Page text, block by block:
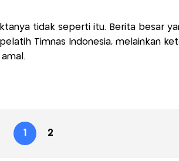
tidak seperti itu. Berita besar
Timnas Indonesia, melainkan
1 2